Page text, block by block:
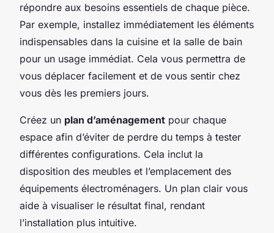
répondre aux besoins essentiels de chaque pièce.
Par exemple, installez immédiatement les éléments
indispensables dans la cuisine et la salle de bain
pour un usage immédiat. Cela vous permettra de
vous déplacer facilement et de vous sentir chez
vous dès les premiers jours.
Créez un plan d’aménagement pour chaque
espace afin d’éviter de perdre du temps à tester
différentes configurations. Cela inclut la
disposition des meubles et l’emplacement des
équipements électroménagers. Un plan clair vous
aide à visualiser le résultat final, rendant
l’installation plus intuitive.